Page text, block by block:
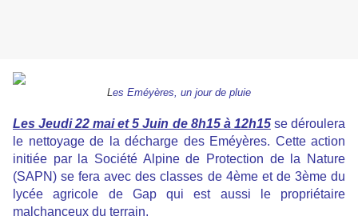
Les Eméyères, un jour de pluie
Les Jeudi 22 mai et 5 Juin de 8h15 à 12h15se déroulera
le nettoyage de la décharge des Eméyères. Cette action
initiée par la Société Alpine de Protection de la Nature
(SAPN) se fera avec des classes de 4ème et de 3ème du
lycée agricole de Gap qui est aussi le propriétaire
malchanceux du terrain.